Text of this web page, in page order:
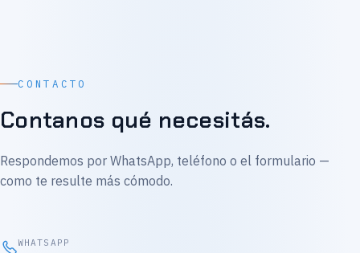
CONTACTO
Contanos qué necesitás.
Respondemos por WhatsApp, teléfono o el formulario —
como te resulte más cómodo.
WHATSAPP